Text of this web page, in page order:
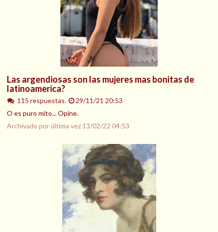
Las argendiosas son las mujeres mas bonitas de
latinoamerica?
115 respuestas.
29/11/21 20:53
O es puro mito... Opine.
Archivado por última vez 13/02/22 04:53